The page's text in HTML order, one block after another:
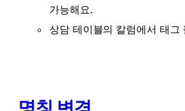
가능해요.
상담 테이블의 칼럼에서 태그